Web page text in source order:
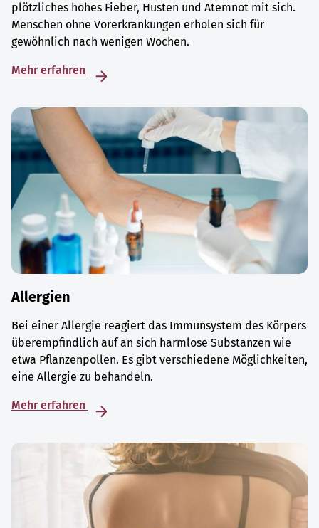
plötzliches hohes Fieber, Husten und Atemnot mit sich.
Menschen ohne Vorerkrankungen erholen sich für
gewöhnlich nach wenigen Wochen.
Mehr erfahren
Allergien
Bei einer Allergie reagiert das Immunsystem des Körpers
überempfindlich auf an sich harmlose Substanzen wie
etwa Pflanzenpollen. Es gibt verschiedene Möglichkeiten,
eine Allergie zu behandeln.
Mehr erfahren